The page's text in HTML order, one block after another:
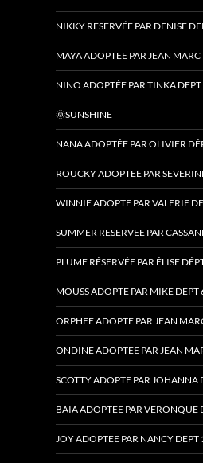
NIKKY RESERVÉE PAR DENISE
MAYA ADOPTEE PAR JEAN
NINO ADOPTÉE PAR TINKA
🌞SUNSHINE
NANA ADOPTÉE PAR OLIVIER
ROUCKY ADOPTEE PAR
WINNIE ADOPTE PAR VALERIE
SUMMER RESERVEE PAR
PLUME RÉSERVÉE PAR ÉLISE
MOUSS ADOPTE PAR MIKE DEPT
ORPHEE ADOPTE PAR JEAN
ONDINE ADOPTEE PAR JEAN
SCOTTY ADOPTE PAR JOHANNA
BAIA ADOPTEE PAR VERONQUE
JOY ADOPTEE PAR NANCY DEPT